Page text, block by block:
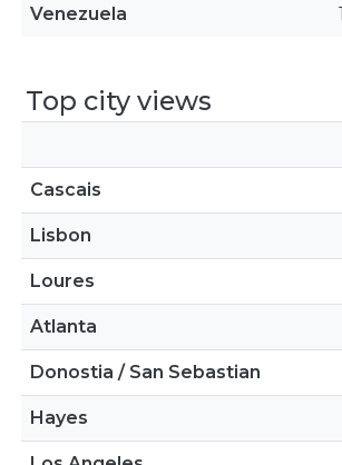
Venezuela 1
Top city views
Cascais
Lisbon
Loures
Atlanta
Donostia / San Sebastian
Hayes